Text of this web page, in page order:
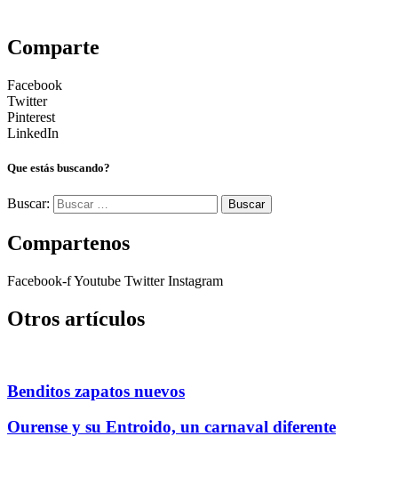
Comparte
Facebook
Twitter
Pinterest
LinkedIn
Que estás buscando?
Buscar:
Compartenos
Facebook-fYoutube Twitter Instagram
Otros artículos
Benditos zapatos nuevos
Ourense y su Entroido, un carnaval diferente